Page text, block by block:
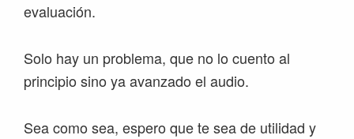
evaluación.
Solo hay un problema, que no lo cuento al
principio sino ya avanzado el audio.
Sea como sea, espero que te sea de utilidad y